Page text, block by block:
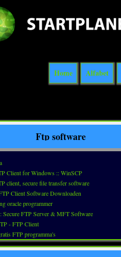
Home Alfabet
Ftp software
Client for Windows :: WinSCP
client, secure file transfer software
Client Software Downloaden
oracle programmer
Secure FTP Server & MFT Software
- FTP Client
FTP programma's